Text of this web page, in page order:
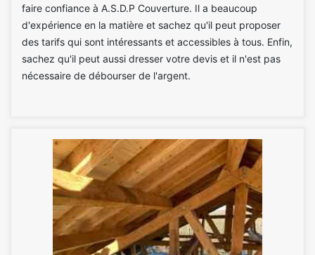
faire confiance à A.S.D.P Couverture. Il a beaucoup
d'expérience en la matière et sachez qu'il peut proposer
des tarifs qui sont intéressants et accessibles à tous. Enfin,
sachez qu'il peut aussi dresser votre devis et il n'est pas
nécessaire de débourser de l'argent.